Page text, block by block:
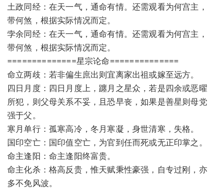
土政同经：在天一气，通命有情。还需观看为何宫主，
带何煞，根据实际情况而定。
孛余同经：在天一气，通命有情。还需观看为何宫主，
带何煞，根据实际情况而定。
==============星宗论命==============
命立两歧：若非偏生庶出则宜离家出祖或嫁至远方。
四日月度：四日月度上，躔月之星众，若是四余或恶曜
所犯，则父母关系不妥，且恐早丧，如果是善星则母党
强于父。
寒月单行：孤寒高冷，冬月寒凝，身世清寒，失格。
国印空亡：国印值空亡，为官到任而死或无正印掌之。
命主逢阳：命主逢阳终富贵。
命主化杀：格高反贵，惟天赋秉性豪强，自专过刚，亦
多不免风波。